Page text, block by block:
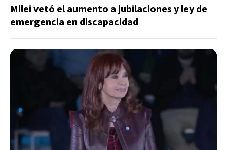
Milei vetó el aumento a jubilaciones y ley de
emergencia en discapacidad